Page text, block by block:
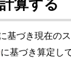
づき現在の
に基づき算定し